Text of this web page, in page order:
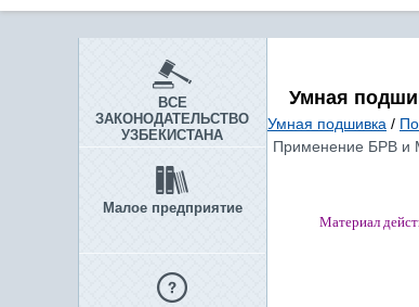
ВСЕ
ЗАКОНОДАТЕЛЬСТВО
УЗБЕКИСТАНА
Малое предприятие
Умная
Умная подшивка /
Применение БРВ и
Материал